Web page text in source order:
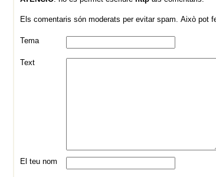
Els comentaris són moderats per evitar spam. Això pot
Tema
Text
El teu nom